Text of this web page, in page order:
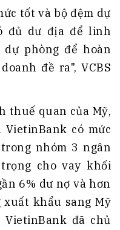
tốt và bộ đệm dự
đủ dư địa để linh
phòng để hoàn
đề ra", VCBS
thuế quan của Mỹ,
có mức
nhóm 3 ngân
cho vay khối
6% dư nợ và hơn
xuất khẩu sang Mỹ
VietinBank đã chủ